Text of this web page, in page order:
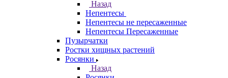
Назад
Непентесы
Непентесы не пересаженные
Непентесы Пересаженные
Пузырчатки
Ростки хищных растений
Росянки
Назад